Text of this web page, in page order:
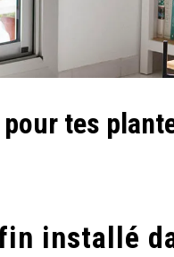
tes
installé